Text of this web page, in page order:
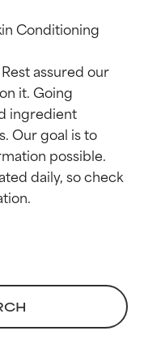
Conditioning
assured our
it. Going
ingredient
Our goal is to
possible.
daily, so check
con
Su
con
Su